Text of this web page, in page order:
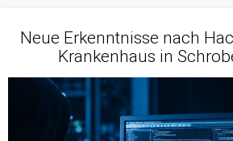
Neue Erkenntnisse nach
Krankenhaus in